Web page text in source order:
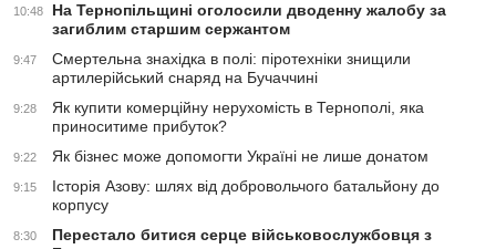
10:48
На Тернопільщині оголосили дводенну жалобу за
загиблим старшим сержантом
9:47
Смертельна знахідка в полі: піротехніки знищили
артилерійський снаряд на Бучаччині
9:28
Як купити комерційну нерухомість в Тернополі, яка
приноситиме прибуток?
9:22 Як бізнес може допомогти Україні не лише донатом
9:15
Історія Азову: шлях від добровольчого батальйону до
корпусу
8:30
Перестало битися серце військовослужбовця з